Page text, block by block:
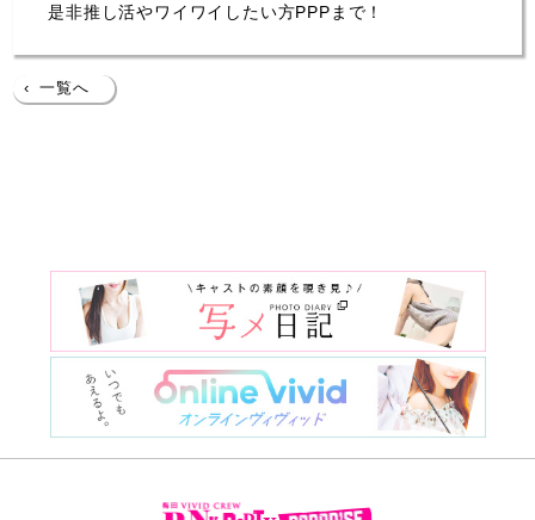
是非推し活やワイワイしたい方PPPまで！
‹ 一覧へ